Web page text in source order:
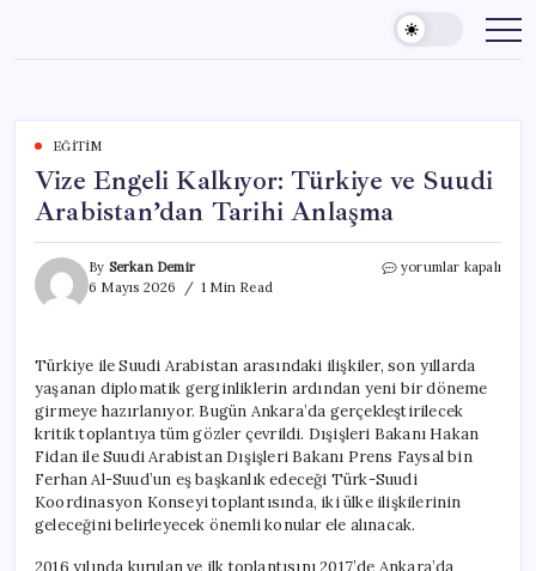
content
EĞITIM
Vize Engeli Kalkıyor: Türkiye ve Suudi
Arabistan’dan Tarihi Anlaşma
By Serkan Demir
6 Mayıs 2026
1 Min Read
Vize
Suudi
Arabistan’dan
Tarihi
Anlaşma
için
yorumlar kapalı
Türkiye ile Suudi Arabistan arasındaki ilişkiler, son yıllarda
yaşanan diplomatik gerginliklerin ardından yeni bir döneme
girmeye hazırlanıyor. Bugün Ankara’da gerçekleştirilecek
kritik toplantıya tüm gözler çevrildi. Dışişleri Bakanı Hakan
Fidan ile Suudi Arabistan Dışişleri Bakanı Prens Faysal bin
Ferhan Al-Suud’un eş başkanlık edeceği Türk-Suudi
Koordinasyon Konseyi toplantısında, iki ülke ilişkilerinin
geleceğini belirleyecek önemli konular ele alınacak.
2016 yılında kurulan ve ilk toplantısını 2017’de Ankara’da